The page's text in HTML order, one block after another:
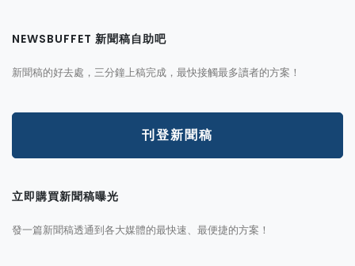
NEWSBUFFET 新聞稿自助吧
新聞稿的好去處，三分鐘上稿完成，最快接觸最多讀者的方案！
刊登新聞稿
立即購買新聞稿曝光
發一篇新聞稿透通到各大媒體的最快速、最便捷的方案！